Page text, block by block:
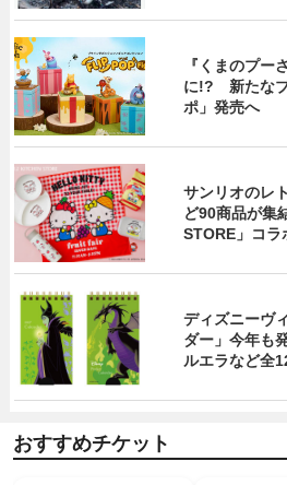
『くまのプー
に!? 新たなブ
ポ」発売へ
サンリオのレ
ど90商品が
STORE」コラ
ディズニーヴ
ダー」今年も
ルエラなど全
おすすめチケット